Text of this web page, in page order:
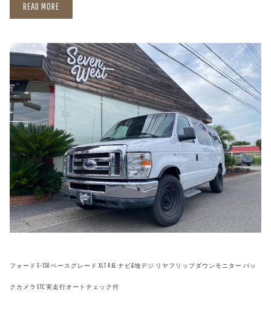
READ MORE
フォード E-150 ベースグレード XLT 4.6L ナビ&地デジ リヤフリップダウンモニター バッ
クカメラ ETC 実走行オートチェック付